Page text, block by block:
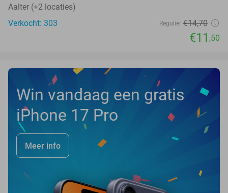
Aalter (+2 locaties)
Verkocht: 303
Regulier €14,70
€11 ,50
Win vandaag een gratis
iPhone 17 Pro
Meer info